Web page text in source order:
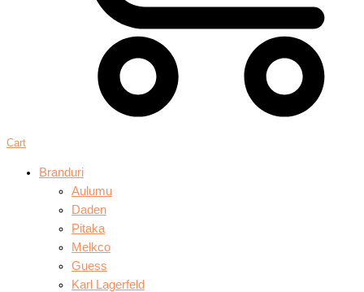
Cart
Branduri
Aulumu
Daden
Pitaka
Melkco
Guess
Karl Lagerfeld